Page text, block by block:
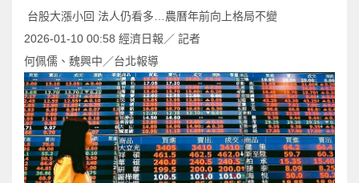
台股大漲小回 法人仍看多…農曆年前向上格局不變
2026-01-10 00:58 經濟日報／ 記者
何佩儒、魏興中／台北報導